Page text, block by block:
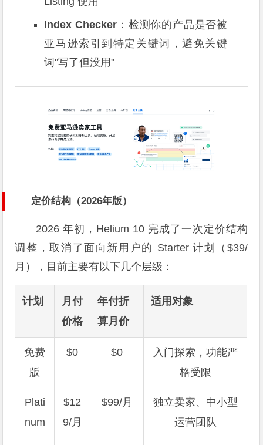
Index Checker ：检测你的产品是否被
亚马逊索引到特定关键词，避免关键
词"写了但没用"
定价结构（2026年版）
2026 年初，Helium 10 完成了一次定价结构
调整，取消了面向新用户的 Starter 计划（$39/
月），目前主要有以下几个层级：
计划
月付
价格
年付折
算月价
适用对象
免费
版
$0 $0
入门探索，功能严
格受限
Plati
num
$12
9/月
$99/月
独立卖家、中小型
运营团队